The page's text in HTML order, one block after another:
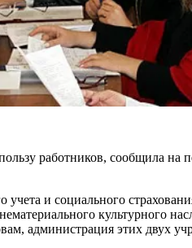
работников, сообщила
учета и социального
культурного
адми­нистрация этих двух